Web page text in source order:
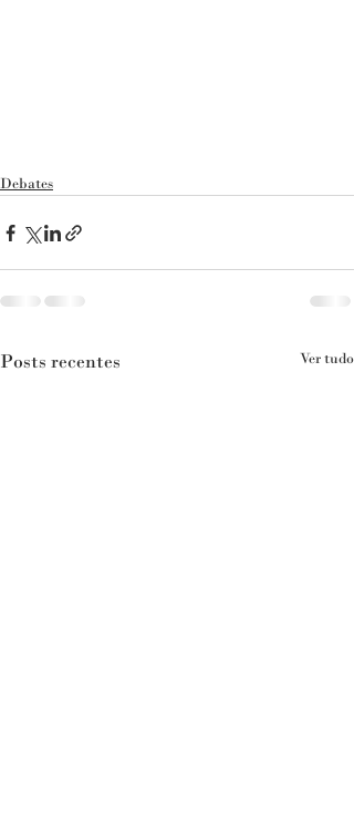
Debates
Posts recentes Ver tudo